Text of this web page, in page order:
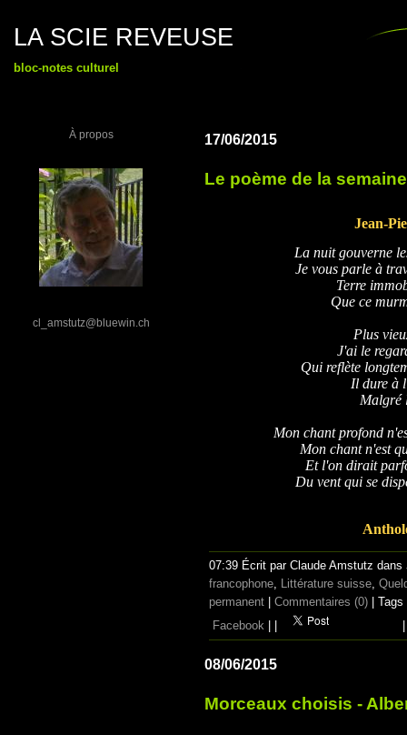
LA SCIE REVEUSE
bloc-notes culturel
À propos
cl_amstutz@bluewin.ch
17/06/2015
Le poème de la semaine
Jean-
La nuit gouverne
Je vous parle à
Terre
Que ce
Plus
J'ai le
Qui reflète
Il dure à
Malgré
Mon chant profond
Mon chant n'est
Et l'on dirait
Du vent qui se
07:39 Écrit par Claude Amstutz dans
francophone, Littérature suisse,
permanent
Commentaires (0) |
Facebook
08/06/2015
Morceaux choisis -